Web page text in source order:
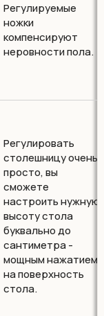
Регулируемые
ножки
компенсируют
неровности пола.
Регулировать
столешницу очень
просто, вы
сможете
настроить нужную
высоту стола
буквально до
сантиметра -
мощным нажатием
на поверхность
стола.